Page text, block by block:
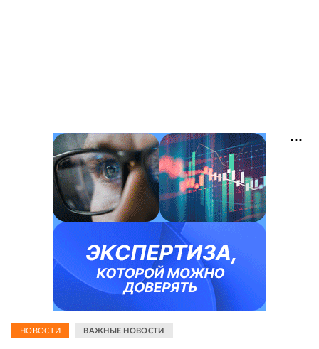
НОВОСТИ ВАЖНЫЕ НОВОСТИ